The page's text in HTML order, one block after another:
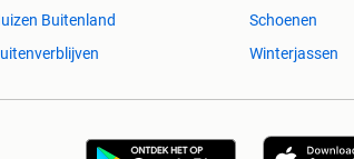
Buitenland
Schoenen
Winterjassen